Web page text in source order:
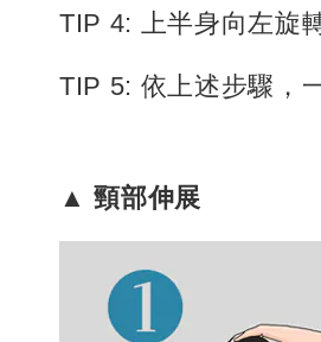
TIP 4: 上半身向左旋
TIP 5: 依上述步驟，
▲ 頸部伸展